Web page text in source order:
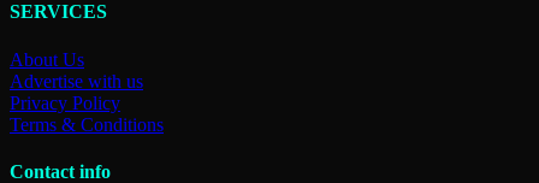
SERVICES
About Us
Advertise with us
Privacy Policy
Terms & Conditions
Contact info